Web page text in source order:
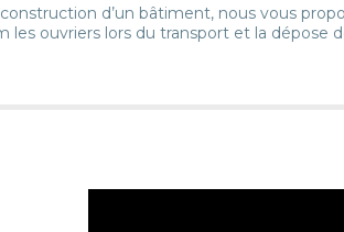
d’un bâtiment, nous vous
ouvriers lors du transport et la dépose